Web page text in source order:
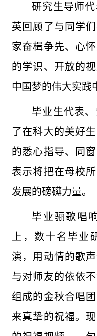
研究生导师
英回顾了与同学
家奋楫争先、心
的学识、开放的
中国梦的伟大实践
毕业生代表
了在科大的美好
的悉心指导、同
表示将把在母校
发展的磅礴力量。
毕业骊歌唱
上，数十名毕业
演，用动情的歌
与对师友的依依
组成的金秋合唱
来真挚的祝福。